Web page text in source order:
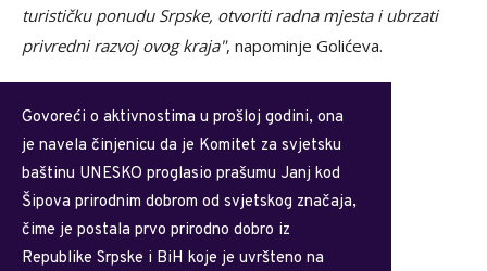
turističku ponudu Srpske, otvoriti radna mjesta i ubrzati
privredni razvoj ovog kraja", napominje Golićeva.
Govoreći o aktivnostima u prošloj godini, ona
je navela činjenicu da je Komitet za svjetsku
baštinu UNESKO proglasio prašumu Janj kod
Šipova prirodnim dobrom od svjetskog značaja,
čime je postala prvo prirodno dobro iz
Republike Srpske i BiH koje je uvršteno na